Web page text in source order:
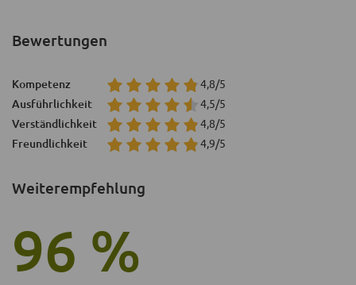
Weiterempfehlung
96 %
Bewertungen
Kompetenz 4,8/5
Ausführlichkeit 4,5/5
Verständlichkeit 4,8/5
Freundlichkeit 4,9/5